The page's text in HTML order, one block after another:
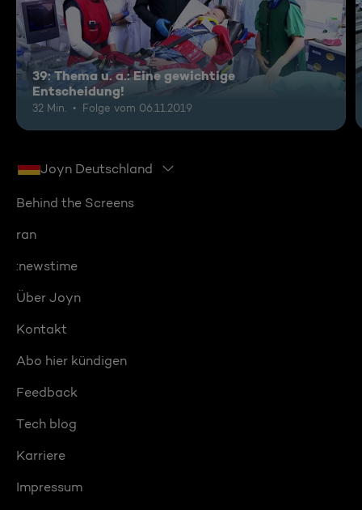
39: Thema u. a.: Eine gewichtige
Entscheidung!
32 Min. Folge vom 06.11.2019
Joyn Deutschland
Behind the Screens
ran
:newstime
Über Joyn
Kontakt
Abo hier kündigen
Feedback
Tech blog
Karriere
Impressum